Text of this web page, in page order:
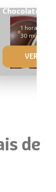
Chocolate
1 hora e
30 min
VER
de